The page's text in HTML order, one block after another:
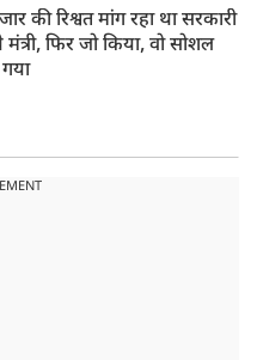
की रिश्वत मांग रहा था सरकारी
फिर जो किया, वो सोशल